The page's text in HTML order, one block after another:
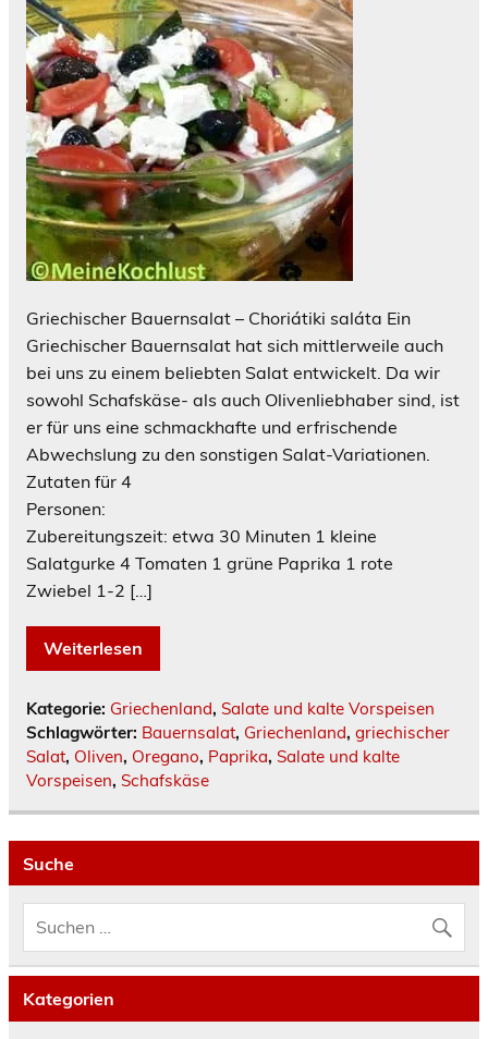
Griechischer Bauernsalat – Choriátiki saláta Ein
Griechischer Bauernsalat hat sich mittlerweile auch
bei uns zu einem beliebten Salat entwickelt. Da wir
sowohl Schafskäse- als auch Olivenliebhaber sind, ist
er für uns eine schmackhafte und erfrischende
Abwechslung zu den sonstigen Salat-Variationen.
Zutaten für 4
Personen:
Zubereitungszeit: etwa 30 Minuten 1 kleine
Salatgurke 4 Tomaten 1 grüne Paprika 1 rote
Zwiebel 1-2 […]
Weiterlesen
Kategorie: Griechenland, Salate und kalte Vorspeisen
Schlagwörter: Bauernsalat, Griechenland, griechischer
Salat, Oliven, Oregano, Paprika, Salate und kalte
Vorspeisen, Schafskäse
Suche
Kategorien